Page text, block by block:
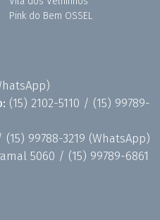
Pink do Bem OSSEL
(15) 2102-5110 / (15) 99789-
(15) 99788-3219 (WhatsApp)
5060 / (15) 99789-6861